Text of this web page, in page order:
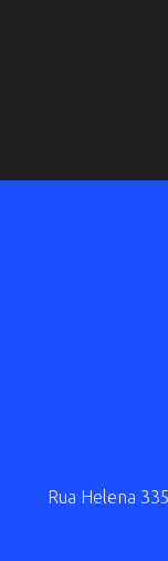
Rua Helena